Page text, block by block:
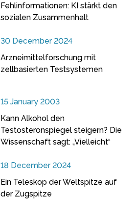
Fehlinformationen: KI stärkt den
sozialen Zusammenhalt
30 December 2024
Arzneimittelforschung mit
zellbasierten Testsystemen
15 January 2003
Kann Alkohol den
Testosteronspiegel steigern? Die
Wissenschaft sagt: „Vielleicht“
18 December 2024
Ein Teleskop der Weltspitze auf
der Zugspitze